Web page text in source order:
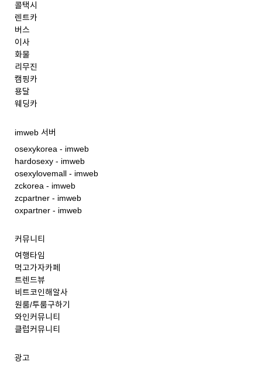
콜택시
렌트카
버스
이사
화물
리무진
캠핑카
용달
웨딩카
imweb 서버
osexykorea - imweb
hardosexy - imweb
osexylovemall - imweb
zckorea - imweb
zcpartner - imweb
oxpartner - imweb
커뮤니티
여행타임
먹고가자카페
트렌드뷰
비트코인해알사
원룸/투룸구하기
와인커뮤니티
클럽커뮤니티
광고